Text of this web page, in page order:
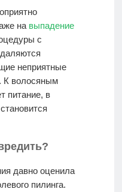
на выпадение
с
неприятные
К волосяным
питание, в
давно оценила
пилинга.